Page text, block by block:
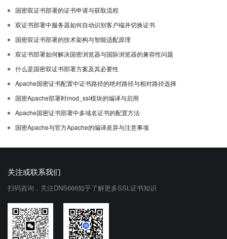
国密双证书部署的证书申请与获取流程
双证书部署中服务器如何自动识别客户端并切换证书
国密双证书部署的技术架构与智能适配原理
双证书部署如何解决国密浏览器与国际浏览器的兼容性问题
什么是国密双证书部署方案及其必要性
Apache国密证书配置中证书路径的绝对路径与相对路径选择
国密Apache部署时mod_ssl模块的编译与启用
Apache国密证书部署中多域名证书的配置方法
国密Apache与官方Apache的编译差异与注意事项
关注或联系我们
扫码咨询，关注DNS666知乎了解更多SSL证书知识